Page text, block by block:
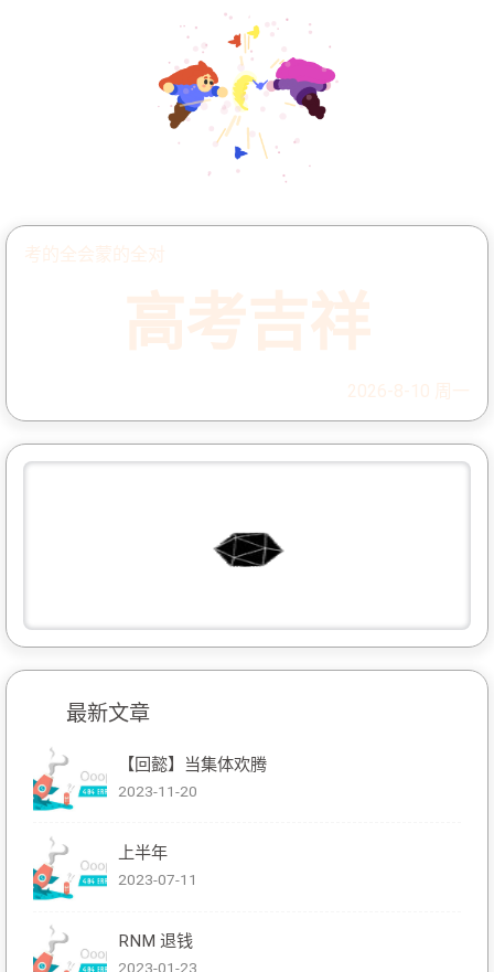
考的全会蒙的全对
高考吉祥
2026-8-10 周一
最新文章
【回懿】当集体欢腾
2023-11-20
上半年
2023-07-11
RNM 退钱
2023-01-23